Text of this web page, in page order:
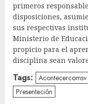
primeros
disposiciones,
sus respectivas
Ministerio de
propicio para el
disciplina sean
Tags: Acontecercomsv
Presentación